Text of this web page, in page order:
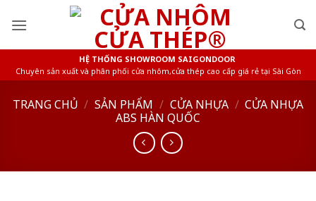
HỆ THỐNG SHOWROOM SAIGONDOOR
Chuyên sản xuất và phân phối cửa nhôm,cửa thép cao cấp giá rẻ tại Sài Gòn
TRANG CHỦ / SẢN PHẨM / CỬA NHỰA / CỬA NHỰA
ABS HÀN QUỐC